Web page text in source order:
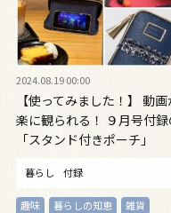
2024.08.19 00:00
【使ってみました！】 動
楽に観られる！ ９月号付録
「スタンド付きポーチ」
暮らし 付録
趣味 暮らしの知恵 雑貨